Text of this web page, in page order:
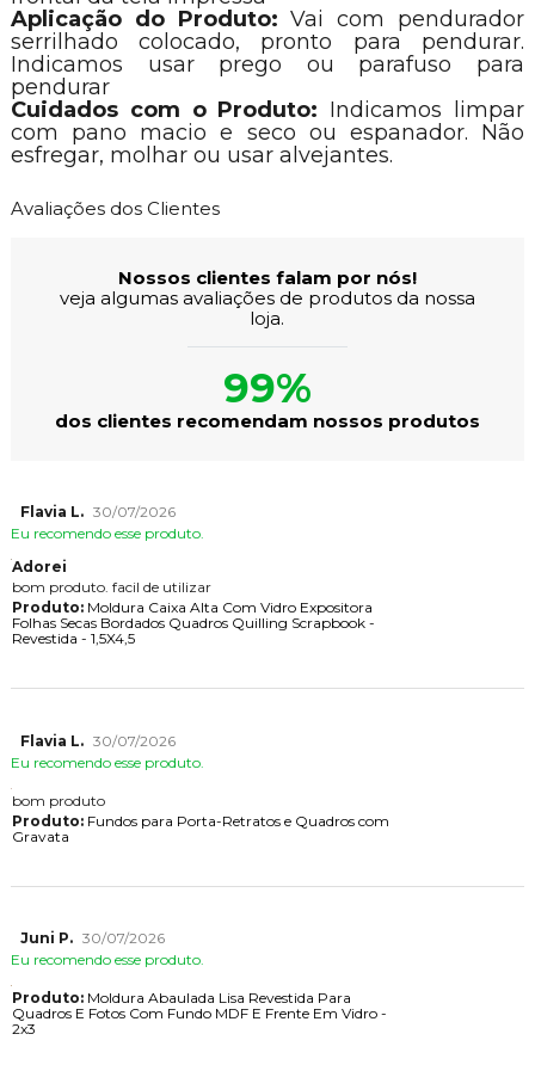
Aplicação do Produto: Vai com pendurador
serrilhado colocado, pronto para pendurar.
Indicamos usar prego ou parafuso para
pendurar
Cuidados com o Produto: Indicamos limpar
com pano macio e seco ou espanador. Não
esfregar, molhar ou usar alvejantes.
Avaliações dos Clientes
Nossos clientes falam por nós!
veja algumas avaliações de produtos da nossa
loja.
99%
dos clientes recomendam nossos produtos
Flavia L. 30/07/2026
Eu recomendo esse produto.
Adorei
bom produto. facil de utilizar
Produto:Moldura Caixa Alta Com Vidro Expositora
Folhas Secas Bordados Quadros Quilling Scrapbook -
Revestida - 1,5X4,5
Flavia L. 30/07/2026
Eu recomendo esse produto.
bom produto
Produto:Fundos para Porta-Retratos e Quadros com
Gravata
Juni P. 30/07/2026
Eu recomendo esse produto.
Produto:Moldura Abaulada Lisa Revestida Para
Quadros E Fotos Com Fundo MDF E Frente Em Vidro -
2x3